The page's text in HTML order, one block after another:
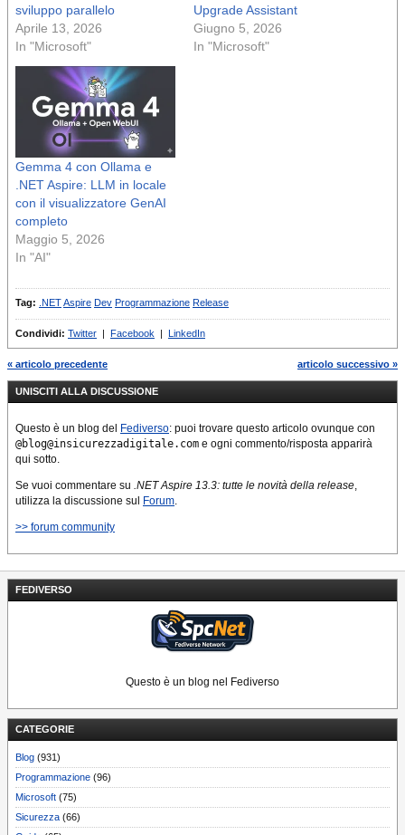
FEDIVERSO
Questo è un blog nel Fediverso
CATEGORIE
Blog (931)
Programmazione (96)
Microsoft (75)
Sicurezza (66)
sviluppo parallelo
Aprile 13, 2026
In "Microsoft"
Upgrade Assistant
Giugno 5, 2026
In "Microsoft"
Gemma 4 con Ollama e
.NET Aspire: LLM in locale
con il visualizzatore GenAI
completo
Maggio 5, 2026
In "AI"
Tag: .NETAspire Dev Programmazione Release
Condividi: Twitter | Facebook | LinkedIn
« articolo precedente articolo successivo »
UNISCITI ALLA DISCUSSIONE
Questo è un blog del Fediverso: puoi trovare questo articolo ovunque con
@blog@insicurezzadigitale.com e ogni commento/risposta apparirà
qui sotto.
Se vuoi commentare su .NET Aspire 13.3: tutte le novità della release,
utilizza la discussione sul Forum.
>> forum community